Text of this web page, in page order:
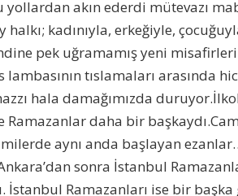
yollardan akın ederdi mütevazı
kadınıyla, erkeğiyle,
pek uğramamış yeni
tıslamaları arasında
hala damağımızda
Ramazanlar daha bir
aynı anda başlayan
sonra İstanbul
İstanbul Ramazanları ise bir